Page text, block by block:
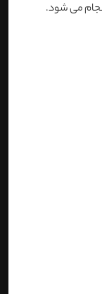
می شود.